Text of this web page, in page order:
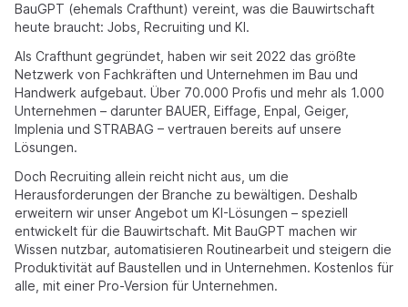
BauGPT (ehemals Crafthunt) vereint, was die Bauwirtschaft
heute braucht: Jobs, Recruiting und KI.
Als Crafthunt gegründet, haben wir seit 2022 das größte
Netzwerk von Fachkräften und Unternehmen im Bau und
Handwerk aufgebaut. Über 70.000 Profis und mehr als 1.000
Unternehmen – darunter BAUER, Eiffage, Enpal, Geiger,
Implenia und STRABAG – vertrauen bereits auf unsere
Lösungen.
Doch Recruiting allein reicht nicht aus, um die
Herausforderungen der Branche zu bewältigen. Deshalb
erweitern wir unser Angebot um KI-Lösungen – speziell
entwickelt für die Bauwirtschaft. Mit BauGPT machen wir
Wissen nutzbar, automatisieren Routinearbeit und steigern die
Produktivität auf Baustellen und in Unternehmen. Kostenlos für
alle, mit einer Pro-Version für Unternehmen.